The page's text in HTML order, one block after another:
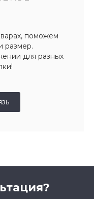
поможем
размер.
для разных